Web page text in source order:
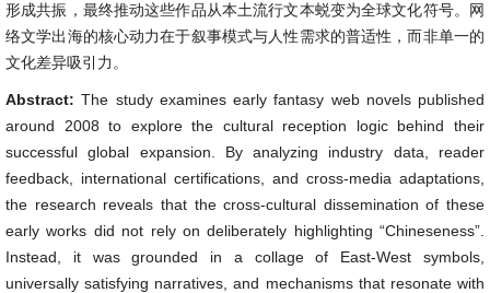
形成共振，最终推动这些作品从本土流行文本蜕变为全球文化符号。网
络文学出海的核心动力在于叙事模式与人性需求的普适性，而非单一的
文化差异吸引力。
Abstract:The study examines early fantasy web novels published
around 2008 to explore the cultural reception logic behind their
successful global expansion. By analyzing industry data, reader
feedback, international certifications, and cross-media adaptations,
the research reveals that the cross-cultural dissemination of these
early works did not rely on deliberately highlighting “Chineseness”.
Instead, it was grounded in a collage of East-West symbols,
universally satisfying narratives, and mechanisms that resonate with